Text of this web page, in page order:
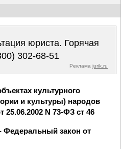
юриста. Горячая
302-68-51
Реклама jurik.ru
культурного
и культуры) народов
25.06.2002 N 73-ФЗ ст 46
Федеральный закон от